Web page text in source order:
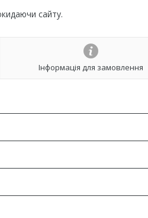
сайту.
Інформація для замовлення